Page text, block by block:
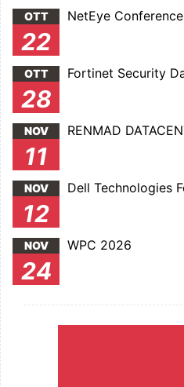
OTT
22
NetEye
OTT
28
Fortinet Security
NOV
11
RENMAD
NOV
12
Dell Technologies
NOV
24
WPC 2026